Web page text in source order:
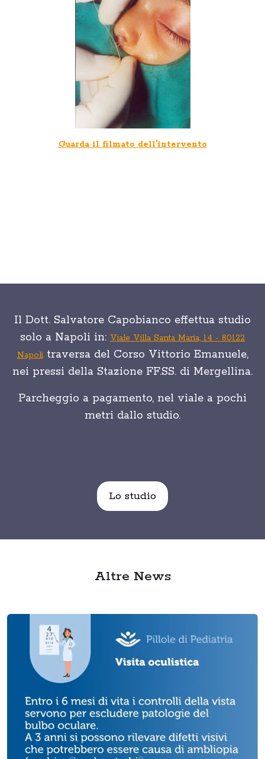
Guarda il filmato dell'intervento
Il Dott. Salvatore Capobianco effettua studio
solo a Napoli in: Viale Villa Santa Maria, 14 - 80122
Napolitraversa del Corso Vittorio Emanuele,
nei pressi della Stazione FF.SS. di Mergellina.
Parcheggio a pagamento, nel viale a pochi
metri dallo studio.
Lo studio
Altre News